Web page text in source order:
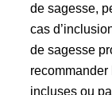
de sagesse,
cas
de sagesse
recommander
incluses ou